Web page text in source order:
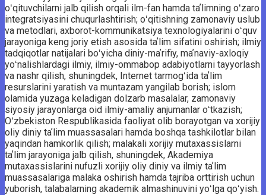
oʻqituvchilarni jalb qilish orqali ilm-fan hamda taʼlimning oʻzaro
integratsiyasini chuqurlashtirish; oʻqitishning zamonaviy uslub
va metodlari, axborot-kommunikatsiya texnologiyalarini oʻquv
jarayoniga keng joriy etish asosida taʼlim sifatini oshirish; ilmiy
tadqiqotlar natijalari boʻyicha diniy-maʼrifiy, maʼnaviy-axloqiy
yoʻnalishlardagi ilmiy, ilmiy-ommabop adabiyotlarni tayyorlash
va nashr qilish, shuningdek, Internet tarmogʻida taʼlim
resurslarini yaratish va muntazam yangilab borish; islom
olamida yuzaga keladigan dolzarb masalalar, zamonaviy
siyosiy jarayonlarga oid ilmiy-amaliy anjumanlar oʻtkazish;
Oʻzbekiston Respublikasida faoliyat olib borayotgan va xorijiy
oliy diniy taʼlim muassasalari hamda boshqa tashkilotlar bilan
yaqindan hamkorlik qilish; malakali xorijiy mutaxassislarni
taʼlim jarayoniga jalb qilish, shuningdek, Akademiya
mutaxassislarini nufuzli xorijiy oliy diniy va ilmiy taʼlim
muassasalariga malaka oshirish hamda tajriba orttirish uchun
yuborish, talabalarning akademik almashinuvini yoʻlga qoʻyish.